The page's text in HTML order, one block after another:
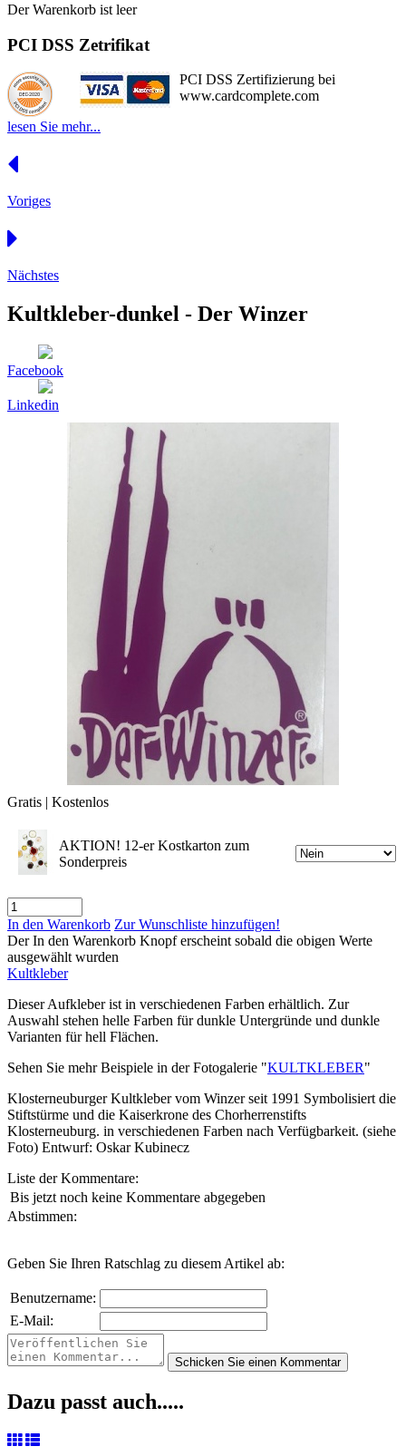
Der Warenkorb ist leer
PCI DSS Zetrifikat
PCI DSS Zertifizierung bei
www.cardcomplete.com
lesen Sie mehr...
Voriges
Nächstes
Kultkleber-dunkel - Der Winzer
Facebook
Linkedin
Gratis | Kostenlos
AKTION! 12-er Kostkarton zum
Sonderpreis
In den Warenkorb Zur Wunschliste hinzufügen!
Der In den Warenkorb Knopf erscheint sobald die obigen Werte
ausgewählt wurden
Kultkleber
Dieser Aufkleber ist in verschiedenen Farben erhältlich. Zur
Auswahl stehen helle Farben für dunkle Untergründe und dunkle
Varianten für hell Flächen.
Sehen Sie mehr Beispiele in der Fotogalerie "KULTKLEBER"
Klosterneuburger Kultkleber vom Winzer seit 1991 Symbolisiert die
Stiftstürme und die Kaiserkrone des Chorherrenstifts
Klosterneuburg. in verschiedenen Farben nach Verfügbarkeit. (siehe
Foto) Entwurf: Oskar Kubinecz
Liste der Kommentare:
Bis jetzt noch keine Kommentare abgegeben
Abstimmen:
Geben Sie Ihren Ratschlag zu diesem Artikel ab:
Benutzername:
E-Mail:
Dazu passt auch.....